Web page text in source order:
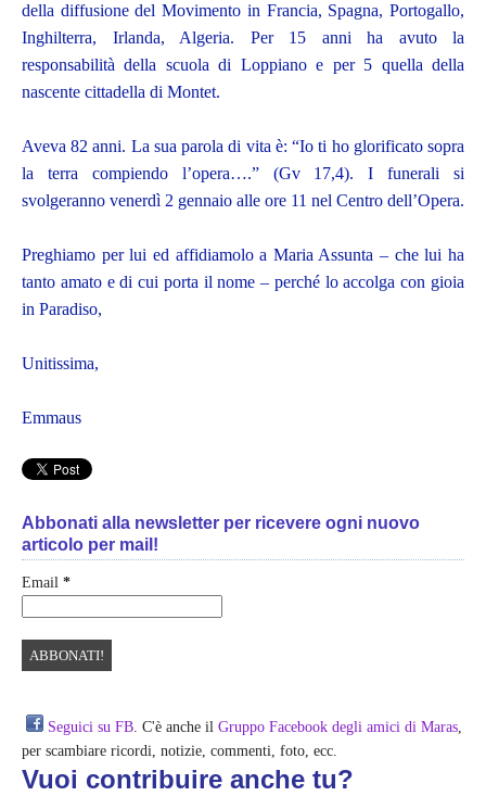
della diffusione del Movimento in Francia, Spagna, Portogallo,
Inghilterra, Irlanda, Algeria. Per 15 anni ha avuto la
responsabilità della scuola di Loppiano e per 5 quella della
nascente cittadella di Montet.
Aveva 82 anni. La sua parola di vita è: “Io ti ho glorificato sopra
la terra compiendo l’opera….” (Gv 17,4). I funerali si
svolgeranno venerdì 2 gennaio alle ore 11 nel Centro dell’Opera.
Preghiamo per lui ed affidiamolo a Maria Assunta – che lui ha
tanto amato e di cui porta il nome – perché lo accolga con gioia
in Paradiso,
Unitissima,
Emmaus
Abbonati alla newsletter per ricevere ogni nuovo
articolo per mail!
Email *
Seguici su FB. C'è anche il Gruppo Facebook degli amici di Maras,
per scambiare ricordi, notizie, commenti, foto, ecc.
Vuoi contribuire anche tu?